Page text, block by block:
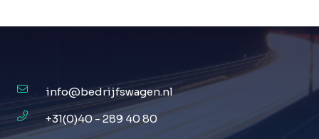
info@bedrijfswagen.nl
+31(0)40 - 289 40 80